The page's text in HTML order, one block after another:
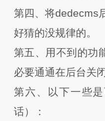
第四、将dedecms
好猜的没规律的。
第五、用不到的功
必要通通在后台关闭
第六、以下一些
话）：